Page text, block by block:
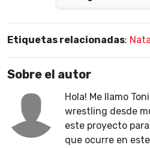
Etiquetas relacionadas:
Sobre el autor
Hola! Me llamo
wrestling desde
este proyecto
que ocurre en